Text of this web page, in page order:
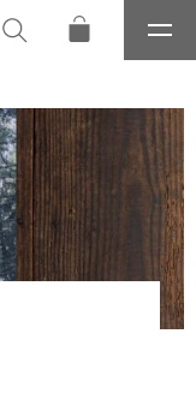
メ
ニ
ー